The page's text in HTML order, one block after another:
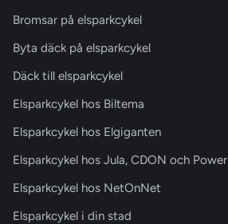
Bromsar på elsparkcykel
Byta däck på elsparkcykel
Däck till elsparkcykel
Elsparkcykel hos Biltema
Elsparkcykel hos Elgiganten
Elsparkcykel hos Jula, CDON och Power
Elsparkcykel hos NetOnNet
Elsparkcykel i din stad